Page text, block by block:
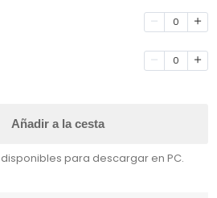
0
0
Añadir a la cesta
para descargar en PC.